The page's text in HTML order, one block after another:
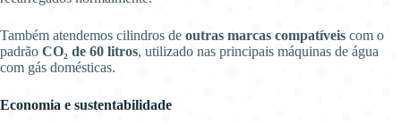
Também atendemos cilindros de outras marcas compatíveis com o
padrão CO₂ de 60 litros, utilizado nas principais máquinas de água
com gás domésticas.
Economia e sustentabilidade